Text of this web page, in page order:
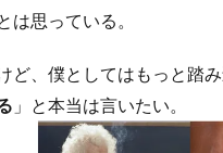
思っている。
ど、僕としてはもっと踏
」と本当は言いたい。